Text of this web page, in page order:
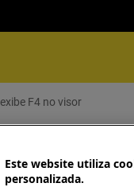
F4 no visor
visor
Este website utiliza
personalizada.